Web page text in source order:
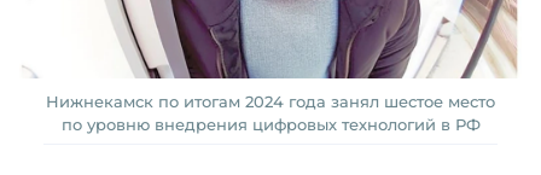
Нижнекамск по итогам 2024 года занял шестое место
по уровню внедрения цифровых технологий в РФ